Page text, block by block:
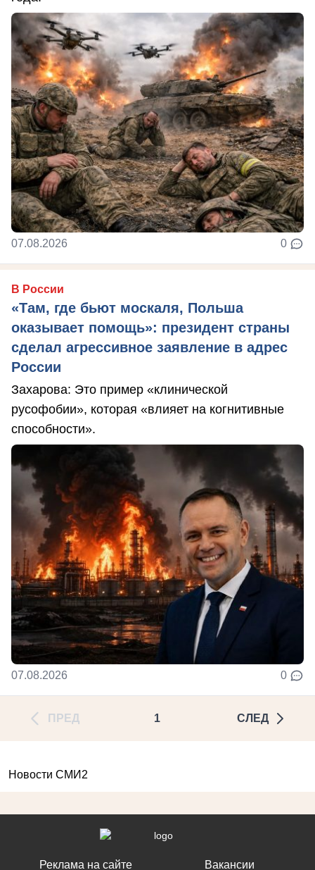
07.08.2026 0
В России
«Там, где бьют москаля, Польша
оказывает помощь»: президент страны
сделал агрессивное заявление в адрес
России
Захарова: Это пример «клинической
русофобии», которая «влияет на когнитивные
способности».
07.08.2026 0
ПРЕД 1 СЛЕД
Новости СМИ2
Реклама на сайте Вакансии